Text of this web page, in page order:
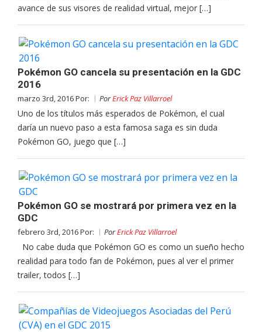
avance de sus visores de realidad virtual, mejor […]
Pokémon GO cancela su presentación en la GDC
2016
marzo 3rd, 2016 Por: PorErick Paz Villarroel
Uno de los títulos más esperados de Pokémon, el cual
daría un nuevo paso a esta famosa saga es sin duda
Pokémon GO, juego que […]
Pokémon GO se mostrará por primera vez en la
GDC
febrero 3rd, 2016 Por: PorErick Paz Villarroel
No cabe duda que Pokémon GO es como un sueño hecho
realidad para todo fan de Pokémon, pues al ver el primer
trailer, todos […]